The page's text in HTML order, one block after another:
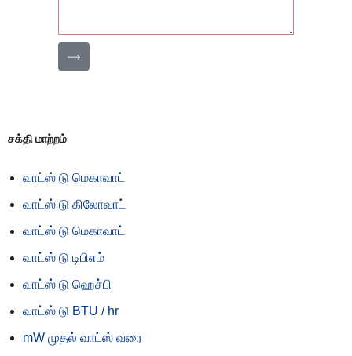
⟶
சக்தி மாற்றம்
வாட்ஸ் டு மெகாவாட்
வாட்ஸ் டு கிலோவாட்
வாட்ஸ் டு மெகாவாட்
வாட்ஸ் டு டிபிஎம்
வாட்ஸ் டு ஹெச்பி
வாட்ஸ் டு BTU / hr
mW முதல் வாட்ஸ் வரை